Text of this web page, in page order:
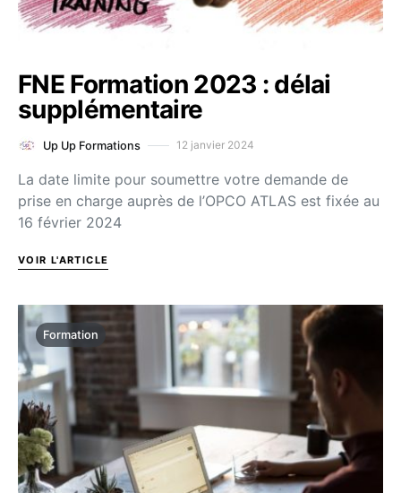
FNE Formation 2023 : délai
supplémentaire
Up Up Formations 12 janvier 2024
La date limite pour soumettre votre demande de
prise en charge auprès de l’OPCO ATLAS est fixée au
16 février 2024
VOIR L'ARTICLE
Formation